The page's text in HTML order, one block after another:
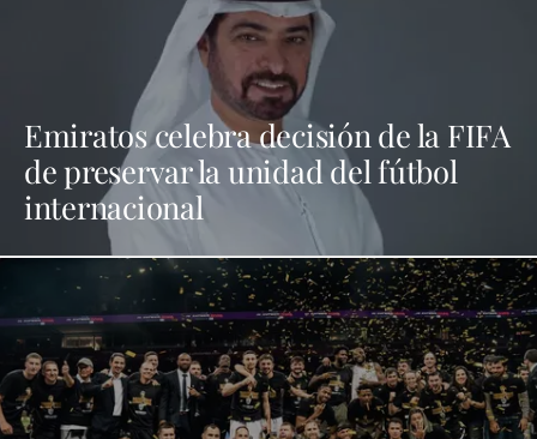
Emiratos celebra decisión de la FIFA
de preservar la unidad del fútbol
internacional